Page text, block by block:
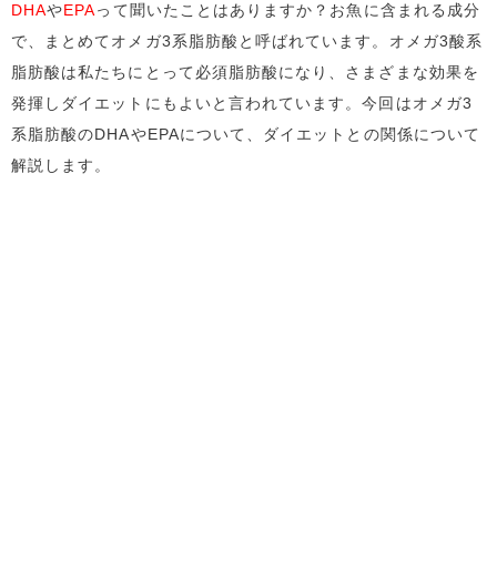
DHAやEPAって聞いたことはありますか？お魚に含まれる成分
で、まとめてオメガ3系脂肪酸と呼ばれています。オメガ3酸系
脂肪酸は私たちにとって必須脂肪酸になり、さまざまな効果を
発揮しダイエットにもよいと言われています。今回はオメガ3
系脂肪酸のDHAやEPAについて、ダイエットとの関係について
解説します。